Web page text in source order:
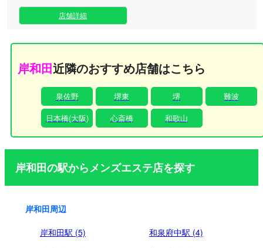
店舗詳細
岸和田近隣のおすすめ店舗はこちら
泉佐野 堺東 堺
難波
日本橋(大阪)
心斎橋 和歌山
岸和田の駅からメンズエステ店を探す
岸和田周辺
岸和田駅 (5)
和泉府中駅 (4)